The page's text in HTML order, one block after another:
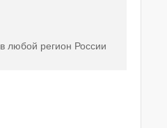
любой регион России